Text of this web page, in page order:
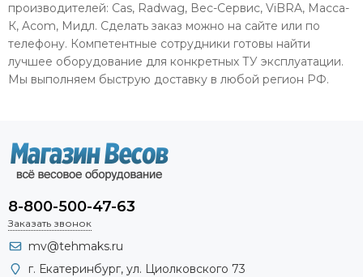
производителей: Cas, Radwag, Вес-Сервис, ViBRA, Масса-
К, Acom, Мидл. Сделать заказ можно на сайте или по
телефону. Компетентные сотрудники готовы найти
лучшее оборудование для конкретных ТУ эксплуатации.
Мы выполняем быструю доставку в любой регион РФ.
8-800-500-47-63
Заказать звонок
mv@tehmaks.ru
г. Екатеринбург, ул. Циолковского 73